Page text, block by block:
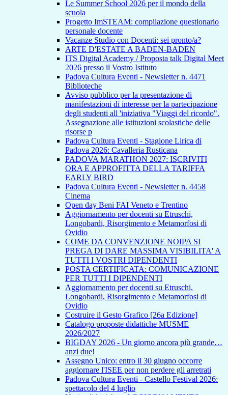
Le Summer School 2026 per il mondo della
scuola
Progetto ImSTEAM: compilazione questionario
personale docente
Vacanze Studio con Docenti: sei pronto/a?
ARTE D'ESTATE A BADEN-BADEN
ITS Digital Academy / Proposta talk Digital Meet
2026 presso il Vostro Istituto
Padova Cultura Eventi - Newsletter n. 4471
Biblioteche
Avviso pubblico per la presentazione di
manifestazioni di interesse per la partecipazione
degli studenti all 'iniziativa "Viaggi del ricordo".
Assegnazione alle istituzioni scolastiche delle
risorse p
Padova Cultura Eventi - Stagione Lirica di
Padova 2026: Cavalleria Rusticana
PADOVA MARATHON 2027: ISCRIVITI
ORA E APPROFITTA DELLA TARIFFA
EARLY BIRD
Padova Cultura Eventi - Newsletter n. 4458
Cinema
Open day Beni FAI Veneto e Trentino
Aggiornamento per docenti su Etruschi,
Longobardi, Risorgimento e Metamorfosi di
Ovidio
COME DA CONVENZIONE NOIPA SI
PREGA DI DARE MASSIMA VISIBILITA' A
TUTTI I VOSTRI DIPENDENTI
POSTA CERTIFICATA: COMUNICAZIONE
PER TUTTI I DIPENDENTI
Aggiornamento per docenti su Etruschi,
Longobardi, Risorgimento e Metamorfosi di
Ovidio
Costruire il Gesto Grafico [26a Edizione]
Catalogo proposte didattiche MUSME
2026/2027
BIGDAY 2026 - Un giorno ancora più grande…
anzi due!
Assegno Unico: entro il 30 giugno occorre
aggiornare l'ISEE per non perdere gli arretrati
Padova Cultura Eventi - Castello Festival 2026:
spettacolo del 4 luglio